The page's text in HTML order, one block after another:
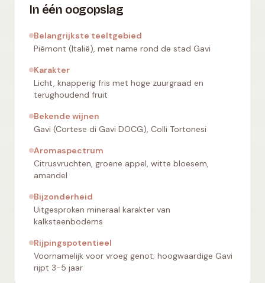
In één oogopslag
Belangrijkste teeltgebied
Piëmont (Italië), met name rond de stad Gavi
Karakter
Licht, knapperig fris met hoge zuurgraad en
terughoudend fruit
Bekende wijnen
Gavi (Cortese di Gavi DOCG), Colli Tortonesi
Aromaspectrum
Citrusvruchten, groene appel, witte bloesem,
amandel
Bijzonderheid
Uitgesproken mineraal karakter van
kalksteenbodems
Rijpingspotentieel
Voornamelijk voor vroeg genot; hoogwaardige Gavi
rijpt 3-5 jaar